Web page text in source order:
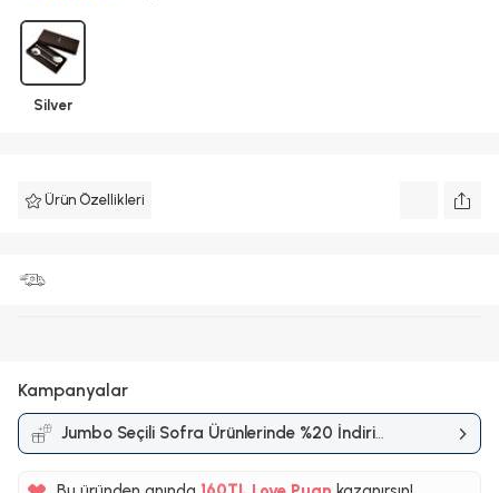
Silver
Ürün Özellikleri
Kampanyalar
Jumbo Seçili Sofra Ürünlerinde %20 İndirim
Kampanyası